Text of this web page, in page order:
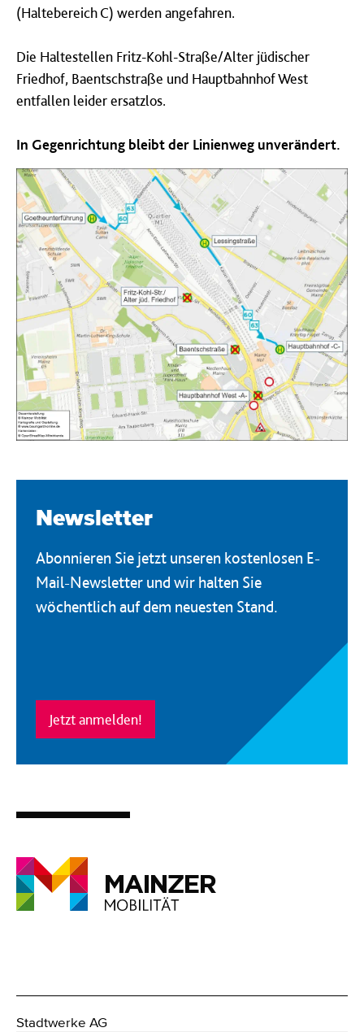
(Haltebereich C) werden angefahren.
Die Haltestellen Fritz-Kohl-Straße/Alter jüdischer
Friedhof, Baentschstraße und Hauptbahnhof West
entfallen leider ersatzlos.
In Gegenrichtung bleibt der Linienweg unverändert.
Newsletter
Abonnieren Sie jetzt unseren kostenlosen E-
Mail-Newsletter und wir halten Sie
wöchentlich auf dem neuesten Stand.
Jetzt anmelden!
Stadtwerke AG